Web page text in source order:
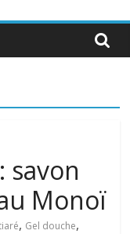
savon
Monoï
, Gel douche,